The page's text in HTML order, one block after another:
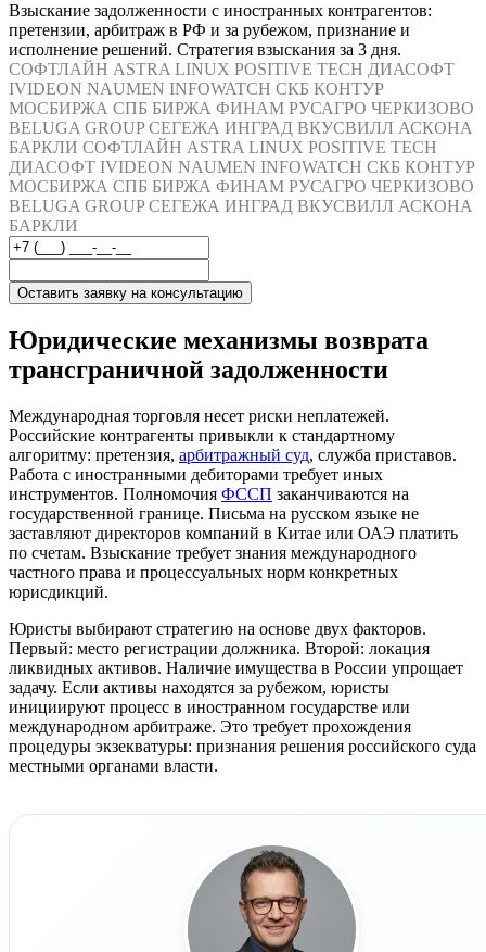
Взыскание задолженности с иностранных контрагентов:
претензии, арбитраж в РФ и за рубежом, признание и
исполнение решений. Стратегия взыскания за 3 дня.
СОФТЛАЙН ASTRA LINUX POSITIVE TECH ДИАСОФТ
IVIDEON NAUMEN INFOWATCH СКБ КОНТУР
МОСБИРЖА СПБ БИРЖА ФИНАМ РУСАГРО ЧЕРКИЗОВО
BELUGA GROUP СЕГЕЖА ИНГРАД ВКУСВИЛЛ АСКОНА
БАРКЛИ СОФТЛАЙН ASTRA LINUX POSITIVE TECH
ДИАСОФТ IVIDEON NAUMEN INFOWATCH СКБ КОНТУР
МОСБИРЖА СПБ БИРЖА ФИНАМ РУСАГРО ЧЕРКИЗОВО
BELUGA GROUP СЕГЕЖА ИНГРАД ВКУСВИЛЛ АСКОНА
БАРКЛИ
Оставить заявку на консультацию
Юридические механизмы возврата
трансграничной задолженности
Международная торговля несет риски неплатежей.
Российские контрагенты привыкли к стандартному
алгоритму: претензия, арбитражный суд, служба приставов.
Работа с иностранными дебиторами требует иных
инструментов. Полномочия ФССП заканчиваются на
государственной границе. Письма на русском языке не
заставляют директоров компаний в Китае или ОАЭ платить
по счетам. Взыскание требует знания международного
частного права и процессуальных норм конкретных
юрисдикций.
Юристы выбирают стратегию на основе двух факторов.
Первый: место регистрации должника. Второй: локация
ликвидных активов. Наличие имущества в России упрощает
задачу. Если активы находятся за рубежом, юристы
инициируют процесс в иностранном государстве или
международном арбитраже. Это требует прохождения
процедуры экзекватуры: признания решения российского суда
местными органами власти.